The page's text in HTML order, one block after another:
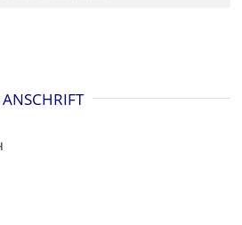
ANSCHRIFT